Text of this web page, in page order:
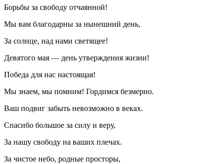
Борьбы за свободу отчаянной!
Мы вам благодарны за нынешний день,
За солнце, над нами светящее!
Девятого мая — день утверждения жизни!
Победа для нас настоящая!
Мы знаем, мы помним! Гордимся безмерно.
Ваш подвиг забыть невозможно в веках.
Спасибо большое за силу и веру,
За нашу свободу на ваших плечах.
За чистое небо, родные просторы,